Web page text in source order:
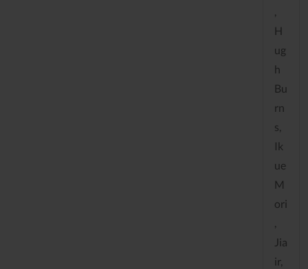
,
H
ug
h
Bu
rn
s,
Ik
ue
M
ori
,
Jia
ir,